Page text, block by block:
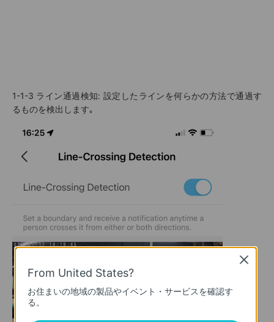
1-1-3 ライン通過検知: 設定したラインを何らかの方法で通過す
るものを検出します｡
From United States?
お住まいの地域の製品やイベント・サービスを確認す
る。
Close